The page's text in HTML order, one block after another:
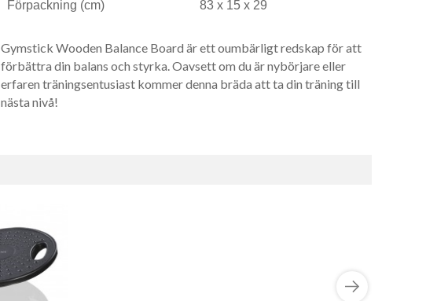
Förpackning (cm) 83 x 15 x 29
Gymstick Wooden Balance Board är ett oumbärligt redskap för att
förbättra din balans och styrka. Oavsett om du är nybörjare eller
erfaren träningsentusiast kommer denna bräda att ta din träning till
nästa nivå!